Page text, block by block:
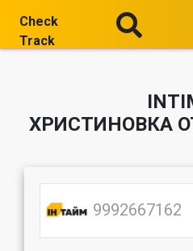
Check
Track
ХРИСТИНОВКА